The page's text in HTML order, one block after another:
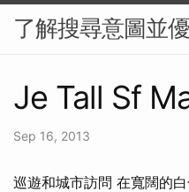
了解搜尋意圖並
Je Tall Sf
Sep 16, 2013
巡遊和城市訪問 在寬闊的